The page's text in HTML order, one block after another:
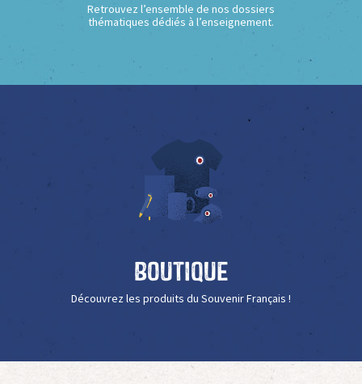
Retrouvez l’ensemble de nos dossiers
thématiques dédiés à l’enseignement.
Boutique
Découvrez les produits du Souvenir Français !